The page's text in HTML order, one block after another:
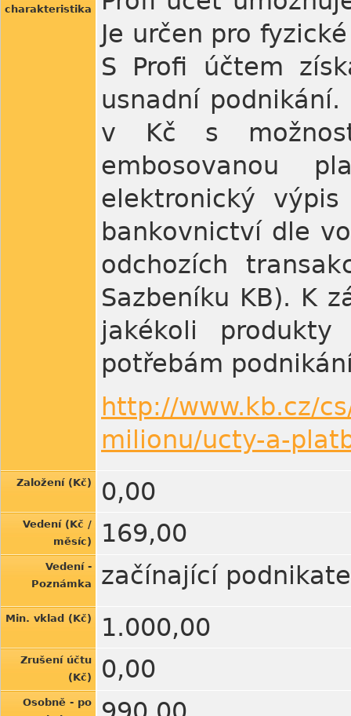
charakteristika
Je určen pro
S Profi účtem
usnadní
v Kč s
embosovanou
elektronický
bankovnictví dle
odchozích
Sazbeníku KB). K
jakékoli
potřebám
http://www.kb.cz/
milionu/ucty-a-
Založení (Kč) 0,00
Vedení (Kč /
měsíc)
169,00
Vedení -
Poznámka
začínající
Min. vklad (Kč) 1.000,00
Zrušení účtu
(Kč)
0,00
Osobně - po